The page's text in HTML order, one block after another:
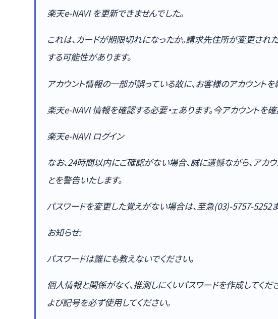
楽天e-NAVI を更新できませんでした。
これは、カードが期限切れになったか。請求先住所が変更され
する可能性があります。
アカウント情報の一部が誤っている故に、お客様のアカウント
楽天e-NAVI 情報を確認する必要・ェあります。今アカウントを確
楽天e-NAVI ログイン
なお、24時間以内にご確認がない場合、誠に遺憾ながら、アカ
とを警告いたします。
パスワードを変更した覚えがない場合は、至急(03)-5757-5252
お知らせ:
パスワードは誰にも教えないでください。
個人情報と関係がなく、推測しにくいパスワードを作成してくだ
よび記号を必ず使用してください。